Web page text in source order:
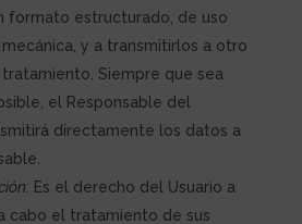
formato estructurado, de uso
y a transmitirlos a otro
Siempre que sea
el Responsable del
directamente los datos a
Es el derecho del Usuario a
cabo el tratamiento de sus